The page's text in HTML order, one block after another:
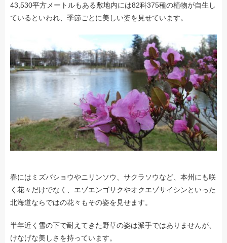
43,530平方メートルもある敷地内には82科375種の植物が自生し
ているといわれ、季節ごとに美しい姿を見せています。
春にはミズバショウやニリンソウ、サクラソウなど、本州にも咲
く花々だけでなく、エゾエンゴサクやオクエゾサイシンといった
北海道ならではの花々もその姿を見せます。
半年近く雪の下で耐えてきた野草の姿は派手ではありませんが、
けなげな美しさを持っています。